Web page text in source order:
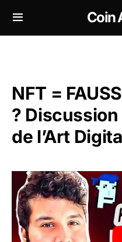
Coin
NFT =
?
de l’Art